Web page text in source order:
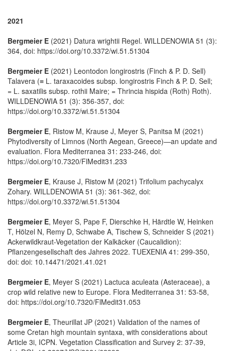
2021
Bergmeier E (2021) Datura wrightii Regel. WILLDENOWIA 51 (3):
364, doi: https://doi.org/10.3372/wi.51.51304
Bergmeier E (2021) Leontodon longirostris (Finch & P. D. Sell)
Talavera (≡ L. taraxacoides subsp. longirostris Finch & P. D. Sell;
= L. saxatilis subsp. rothii Maire; = Thrincia hispida (Roth) Roth).
WILLDENOWIA 51 (3): 356-357, doi:
https://doi.org/10.3372/wi.51.51304
Bergmeier E, Ristow M, Krause J, Meyer S, Panitsa M (2021)
Phytodiversity of Limnos (North Aegean, Greece)—an update and
evaluation. Flora Mediterranea 31: 233-246, doi:
https://doi.org/10.7320/FlMedit31.233
Bergmeier E, Krause J, Ristow M (2021) Trifolium pachycalyx
Zohary. WILLDENOWIA 51 (3): 361-362, doi:
https://doi.org/10.3372/wi.51.51304
Bergmeier E, Meyer S, Pape F, Dierschke H, Härdtle W, Heinken
T, Hölzel N, Remy D, Schwabe A, Tischew S, Schneider S (2021)
Ackerwildkraut-Vegetation der Kalkäcker (Caucalidion):
Pflanzengesellschaft des Jahres 2022. TUEXENIA 41: 299-350,
doi: doi: 10.14471/2021.41.021
Bergmeier E, Meyer S (2021) Lactuca aculeata (Asteraceae), a
crop wild relative new to Europe. Flora Mediterranea 31: 53-58,
doi: https://doi.org/10.7320/FlMedit31.053
Bergmeier E, Theurillat JP (2021) Validation of the names of
some Cretan high mountain syntaxa, with considerations about
Article 3i, ICPN. Vegetation Classification and Survey 2: 37-39,